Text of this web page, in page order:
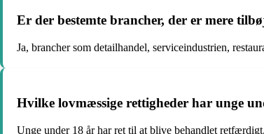
Er der bestemte brancher, der er mere
Ja, brancher som detailhandel, serviceindustrien,
Hvilke lovmæssige rettigheder har unge
Unge under 18 år har ret til at blive behandlet